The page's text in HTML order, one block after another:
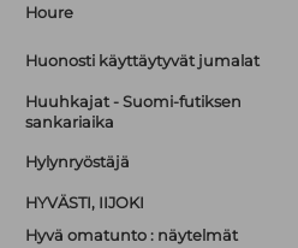
Houre
Huonosti käyttäytyvät jumalat
Huuhkajat - Suomi-futiksen
sankariaika
Hylynryöstäjä
HYVÄSTI, IIJOKI
Hyvä omatunto : näytelmät